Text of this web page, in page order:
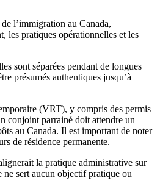
l’immigration au Canada,
les pratiques opérationnelles et les
sont séparées pendant de longues
présumés authentiques jusqu’à
(VRT), y compris des permis
conjoint parrainé doit attendre un
au Canada. Il est important de noter
de résidence permanente.
la pratique administrative sur
sert aucun objectif pratique ou